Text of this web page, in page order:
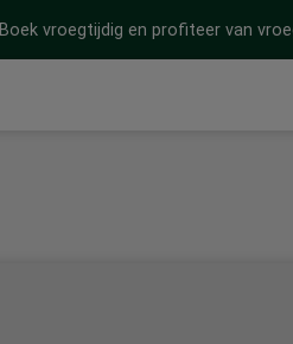
Boek vroegtijdig en profiteer van